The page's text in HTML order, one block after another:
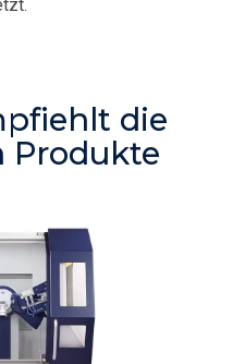
die
Produkte